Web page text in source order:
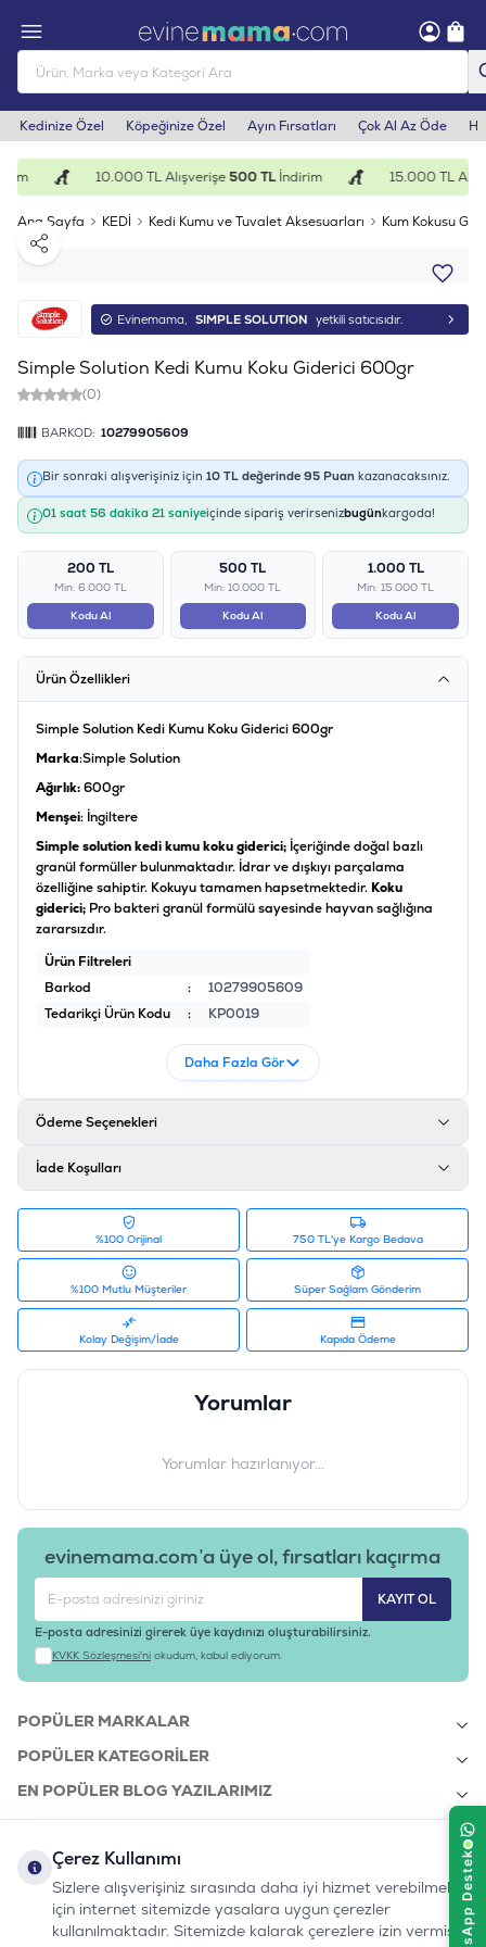
Kedinize Özel Köpeğinize Özel Ayın Fırsatları Çok Al Az Öde
10.000 TL Alışverişe500 TLİndirim 15.000 TL
Ana Sayfa KEDİ Kedi Kumu ve Tuvalet Aksesuarları
Kum Kokusu
Paylaş
Evinemama, SIMPLE SOLUTION yetkili satıcısıdır.
Simple Solution Kedi Kumu Koku Giderici 600gr
(0)
BARKOD: 10279905609
Bir sonraki alışverişiniz için 10 TL değerinde 95 Puan kazanacaksınız.
01 saat 56 dakika 20 saniyeiçinde sipariş verirsenizbugünkargoda!
200 TL
Min: 6.000 TL
Kodu Al
500 TL
Min: 10.000 TL
Kodu Al
1.000 TL
Min: 15.000 TL
Kodu Al
Ürün Özellikleri
Simple Solution Kedi Kumu Koku Giderici 600gr
Marka:Simple Solution
Ağırlık:600gr
Menşei: İngiltere
Simple solution kedi kumu koku giderici; İçeriğinde doğal bazlı
granül formüller bulunmaktadır. İdrar ve dışkıyı parçalama
özelliğine sahiptir. Kokuyu tamamen hapsetmektedir. Koku
giderici; Pro bakteri granül formülü sayesinde hayvan sağlığına
zararsızdır.
Ürün Filtreleri
Barkod
:
10279905609
Tedarikçi Ürün Kodu
: KP0019
Daha Fazla Gör
Ödeme Seçenekleri
İade Koşulları
%100 Orijinal 750 TL'ye Kargo Bedava
%100 Mutlu Müşteriler Süper Sağlam Gönderim
Kolay Değişim/İade Kapıda Ödeme
Yorumlar
Yorumlar hazırlanıyor...
evinemama.com’a üye ol, fırsatları kaçırma
KAYIT OL
E-posta adresinizi girerek üye kaydınızı oluşturabilirsiniz.
KVKK Sözleşmesi'ni okudum, kabul ediyorum.
POPÜLER MARKALAR
POPÜLER KATEGORILER
EN POPÜLER BLOG YAZILARIMIZ
KURUMSAL
Çerez Kullanımı
Sizlere alışverişiniz sırasında daha iyi hizmet verebilmek
için internet sitemizde yasalara uygun çerezler
kullanılmaktadır. Sitemizde kalarak çerezlere izin vermiş